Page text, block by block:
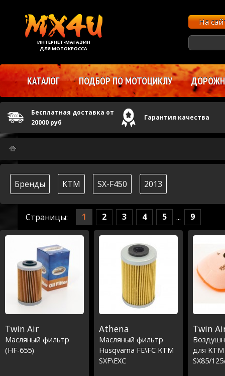
Бренды KTM SX-F450 2013
Страницы: 1 2 3 4 5 ... 9
Twin Air
Масляный фильтр
(HF-655)
Athena
Масляный фильтр
Husqvarna FE\FC KTM
SXF\EXC
Twin
для KTM
SX85/
ИНТЕРНЕТ-МАГАЗИН
ДЛЯ МОТОКРОССА
На
КАТАЛОГ ПОДБОР ПО МОТОЦИКЛУ
Бесплатная доставка от
20000 руб
Гарантия качества